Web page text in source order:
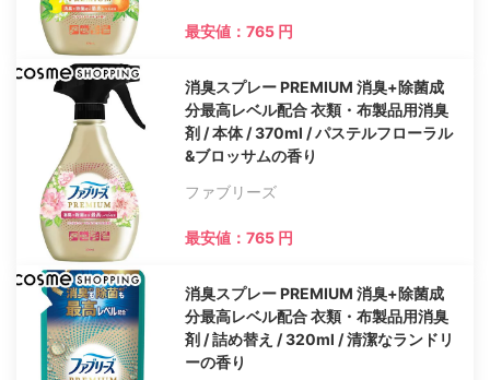
最安値：765 円
消臭スプレー PREMIUM 消臭+除菌成
分最高レベル配合 衣類・布製品用消臭
剤 / 本体 / 370ml / パステルフローラル
&ブロッサムの香り
ファブリーズ
最安値：765 円
消臭スプレー PREMIUM 消臭+除菌成
分最高レベル配合 衣類・布製品用消臭
剤 / 詰め替え / 320ml / 清潔なランドリ
ーの香り